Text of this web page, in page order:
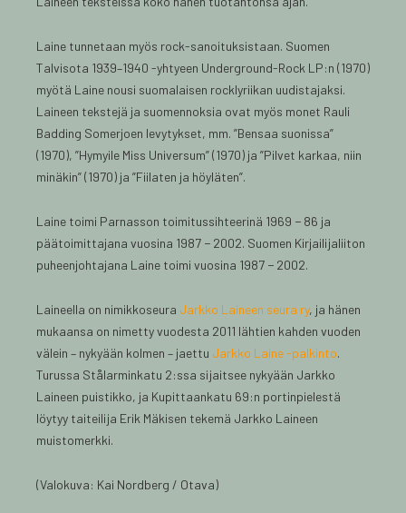
Laine tunnetaan myös rock-sanoituksistaan. Suomen
Talvisota 1939–1940 -yhtyeen Underground-Rock LP:n (1970)
myötä Laine nousi suomalaisen rocklyriikan uudistajaksi.
Laineen tekstejä ja suomennoksia ovat myös monet Rauli
Badding Somerjoen levytykset, mm. ”Bensaa suonissa”
(1970), ”Hymyile Miss Universum” (1970) ja ”Pilvet karkaa, niin
minäkin” (1970) ja ”Fiilaten ja höyläten”.
Laine toimi Parnasson toimitussihteerinä 1969 − 86 ja
päätoimittajana vuosina 1987 − 2002. Suomen Kirjailijaliiton
puheenjohtajana Laine toimi vuosina 1987 − 2002.
Laineella on nimikkoseura Jarkko Laineen seura ry, ja hänen
mukaansa on nimetty vuodesta 2011 lähtien kahden vuoden
välein – nykyään kolmen – jaettu Jarkko Laine -palkinto.
Turussa Stålarminkatu 2:ssa sijaitsee nykyään Jarkko
Laineen puistikko, ja Kupittaankatu 69:n portinpielestä
löytyy taiteilija Erik Mäkisen tekemä Jarkko Laineen
muistomerkki.
(Valokuva: Kai Nordberg / Otava)